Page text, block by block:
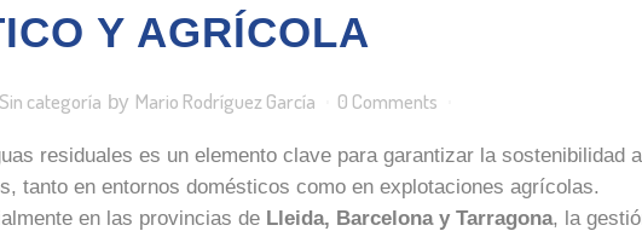
Y AGRÍCOLA
Sin categoría by Mario Rodríguez García 0 Comments
residuales es un elemento clave para garantizar la
tanto en entornos domésticos como en explotaciones agrícolas.
en las provincias de Lleida, Barcelona y Tarragona, la